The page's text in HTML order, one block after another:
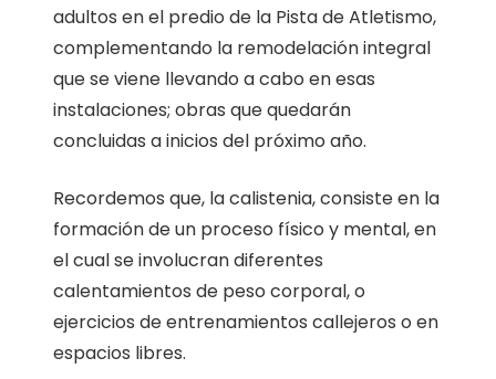
adultos en el predio de la Pista de Atletismo,
complementando la remodelación integral
que se viene llevando a cabo en esas
instalaciones; obras que quedarán
concluidas a inicios del próximo año.
Recordemos que, la calistenia, consiste en la
formación de un proceso físico y mental, en
el cual se involucran diferentes
calentamientos de peso corporal, o
ejercicios de entrenamientos callejeros o en
espacios libres.